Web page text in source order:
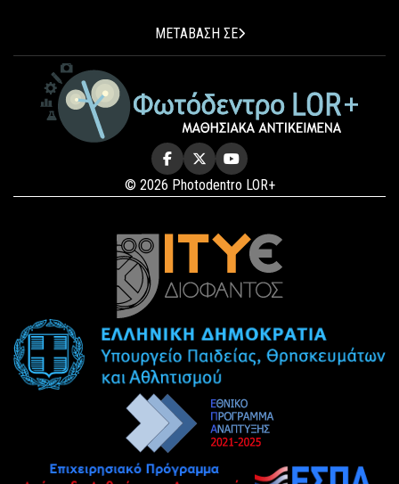
ΜΕΤΑΒΑΣΗ ΣΕ
© 2026 Photodentro LOR+